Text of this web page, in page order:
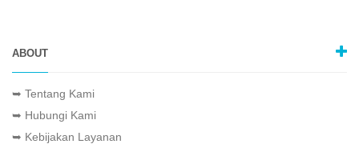
ABOUT
➥ Tentang Kami
➥ Hubungi Kami
➥ Kebijakan Layanan